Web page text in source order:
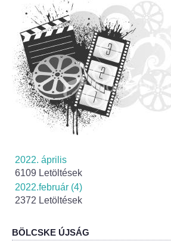
Pályázatok
Közbeszerzések
Szerződések
Közadat
Alapítványok
Helyi Építési Szabályzat
INTÉZMÉNYEK
2022. április
6109 Letöltések
2022.február (4)
2372 Letöltések
BÖLCSKE ÚJSÁG